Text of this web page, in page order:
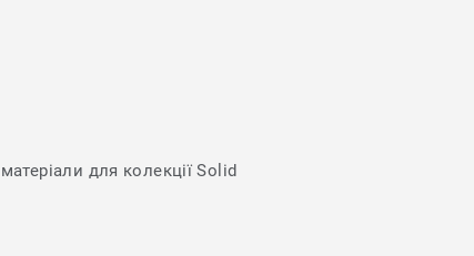
для колекції Solid